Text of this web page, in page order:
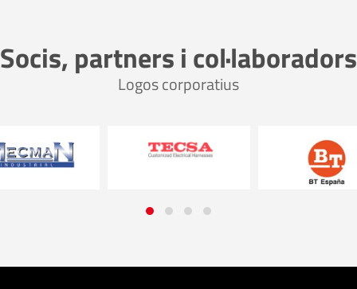
Socis, partners i col·laboradors
Logos corporatius